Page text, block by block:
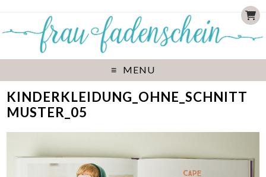
MENU
KINDERKLEIDUNG_OHNE_SCHNITT
MUSTER_05